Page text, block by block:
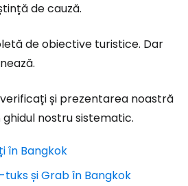
de cauză.
de obiective turistice. Dar
și prezentarea noastră
nostru sistematic.
în Bangkok
și Grab în Bangkok